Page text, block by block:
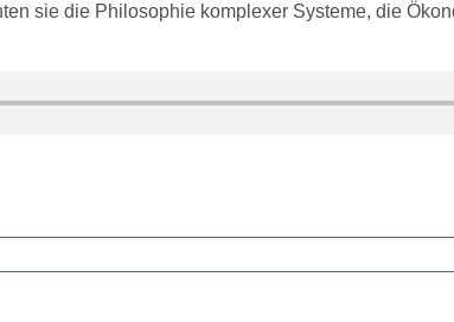
sie die Philosophie komplexer Systeme, die